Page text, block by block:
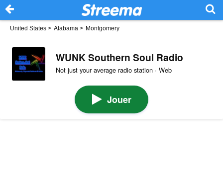
United States > Alabama > Montgomery
WUNK Southern Soul Radio
Not just your average radio station · Web
Jouer